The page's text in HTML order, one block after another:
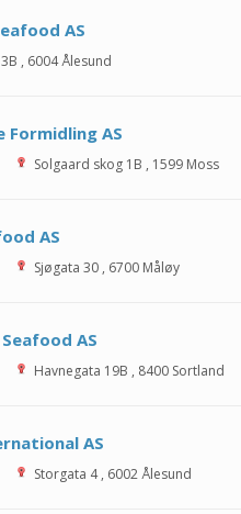
AS
, 6004Ålesund
Formidling AS
Solgaard skog 1B , 1599 Moss
AS
Sjøgata 30 , 6700 Måløy
AS
Havnegata 19B , 8400 Sortland
AS
Storgata 4, 6002Ålesund